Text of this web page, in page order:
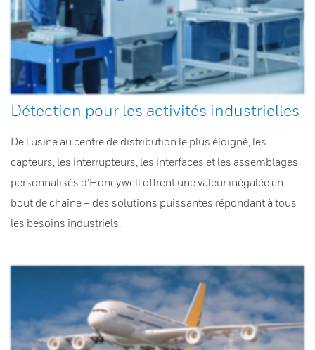
Détection pour les activités industrielles
De l’usine au centre de distribution le plus éloigné, les
capteurs, les interrupteurs, les interfaces et les assemblages
personnalisés d’Honeywell offrent une valeur inégalée en
bout de chaîne – des solutions puissantes répondant à tous
les besoins industriels.